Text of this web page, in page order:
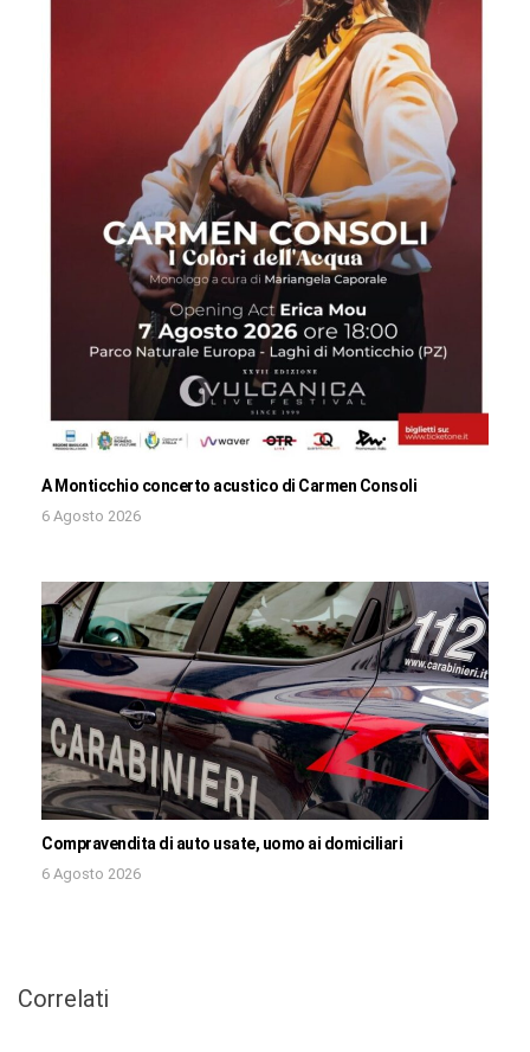
A Monticchio concerto acustico di Carmen Consoli
6 Agosto 2026
Compravendita di auto usate, uomo ai domiciliari
6 Agosto 2026
Correlati